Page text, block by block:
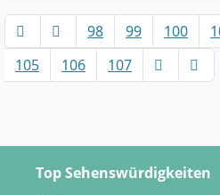
98 99 100
105
106 107
Top Sehenswürdigkeiten